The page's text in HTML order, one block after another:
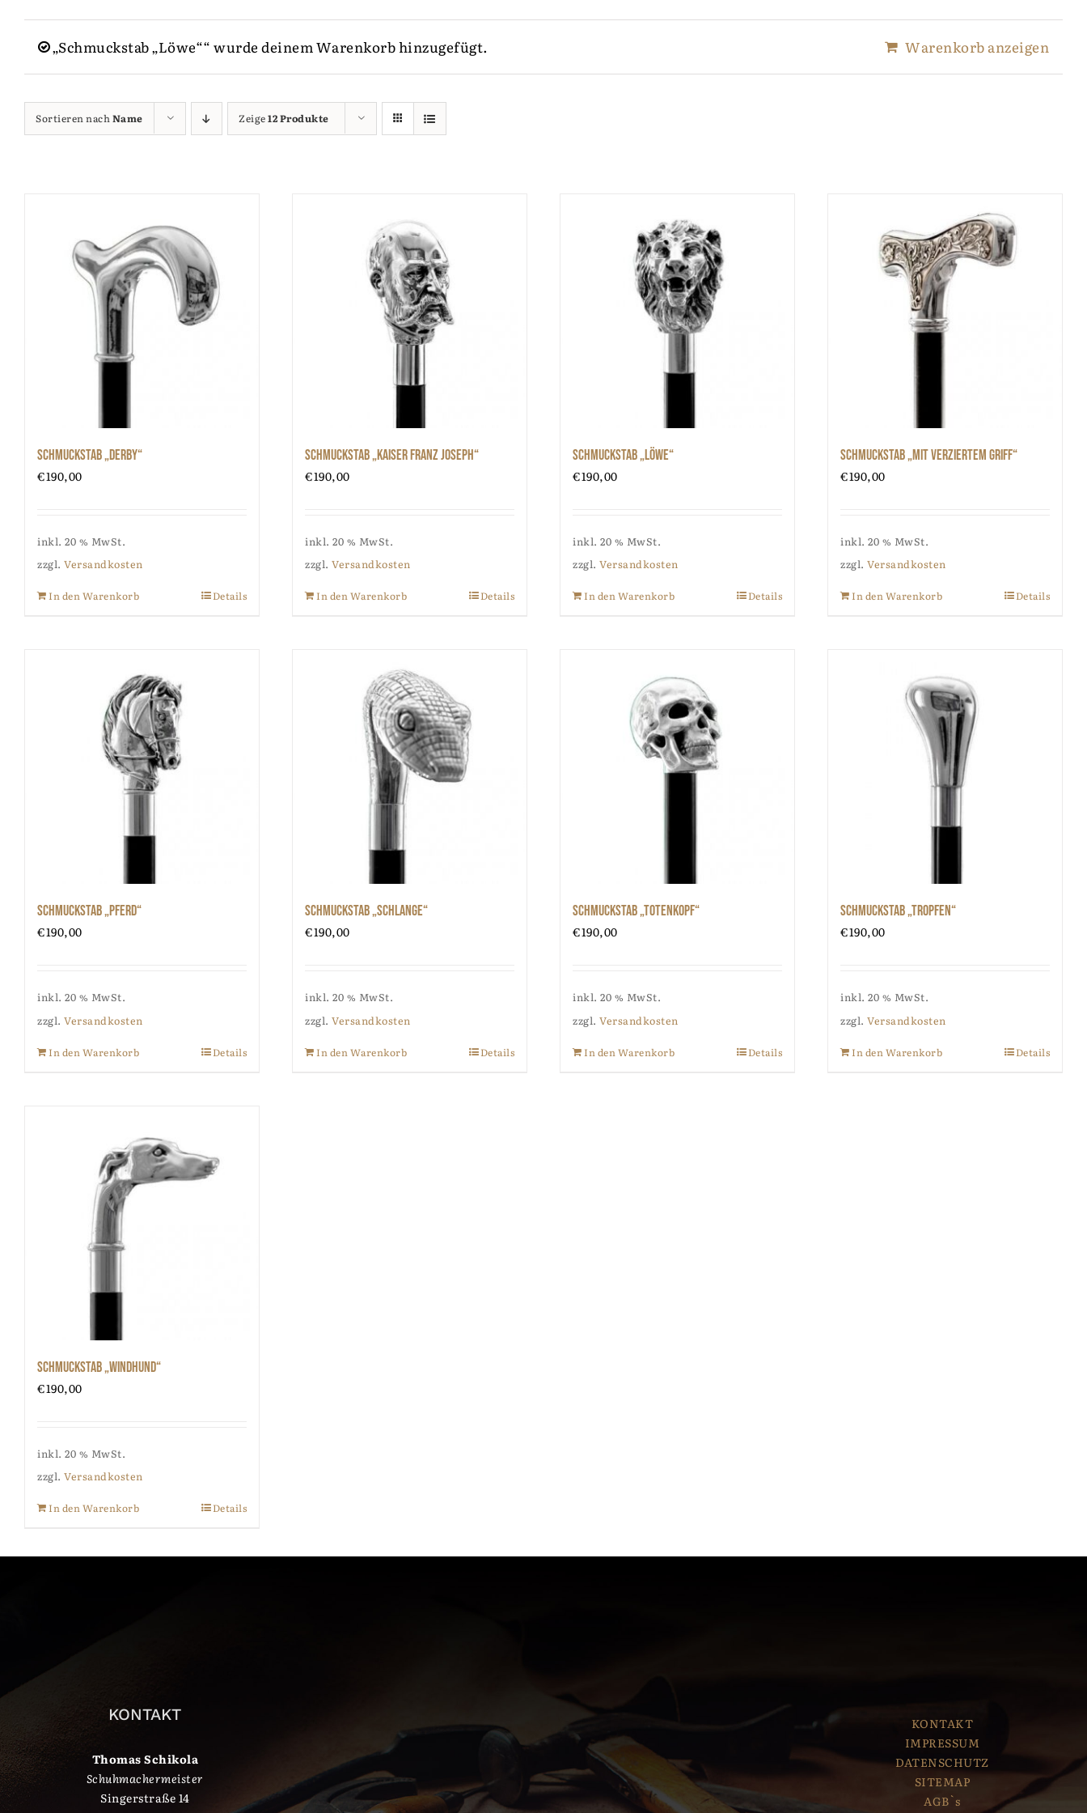
„Schmuckstab „Löwe““ wurde deinem Warenkorb hinzugefügt. Warenkorb anzeigen
Sortieren nachName Zeige12 Produkte
Schmuckstab „Derby“
€190,00
inkl. 20 % MwSt.
zzgl. Versandkosten
In den Warenkorb Details
Schmuckstab „Kaiser Franz Joseph“
€190,00
inkl. 20 % MwSt.
zzgl. Versandkosten
In den Warenkorb Details
Schmuckstab „Löwe“
€190,00
inkl. 20 % MwSt.
zzgl. Versandkosten
In den Warenkorb Details
Schmuckstab „mit verziertem Griff“
€190,00
inkl. 20 % MwSt.
zzgl. Versandkosten
In den Warenkorb Details
Schmuckstab „Pferd“
€190,00
inkl. 20 % MwSt.
zzgl. Versandkosten
In den Warenkorb Details
Schmuckstab „Schlange“
€190,00
inkl. 20 % MwSt.
zzgl. Versandkosten
In den Warenkorb Details
Schmuckstab „Totenkopf“
€190,00
inkl. 20 % MwSt.
zzgl. Versandkosten
In den Warenkorb Details
Schmuckstab „Tropfen“
€190,00
inkl. 20 % MwSt.
zzgl. Versandkosten
In den Warenkorb Details
Schmuckstab „Windhund“
€190,00
inkl. 20 % MwSt.
zzgl. Versandkosten
In den Warenkorb Details
KONTAKT
Thomas Schikola
Schuhmachermeister
Singerstraße 14
KONTAKT
IMPRESSUM
DATENSCHUTZ
SITEMAP
AGB`s